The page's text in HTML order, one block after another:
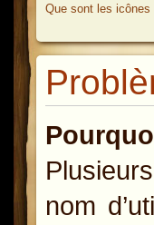
Que sont les icônes
nom